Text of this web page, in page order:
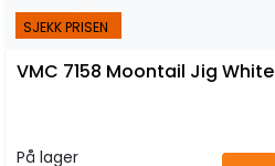
SJEKK PRISEN
VMC 7158 Moontail Jig White
På lager